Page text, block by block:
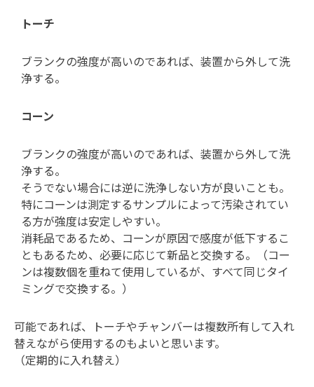
トーチ
ブランクの強度が高いのであれば、装置から外して洗
浄する。
コーン
ブランクの強度が高いのであれば、装置から外して洗
浄する。
そうでない場合には逆に洗浄しない方が良いことも。
特にコーンは測定するサンプルによって汚染されてい
る方が強度は安定しやすい。
消耗品であるため、コーンが原因で感度が低下するこ
ともあるため、必要に応じて新品と交換する。（コー
ンは複数個を重ねて使用しているが、すべて同じタイ
ミングで交換する。）
可能であれば、トーチやチャンバーは複数所有して入れ
替えながら使用するのもよいと思います。
（定期的に入れ替え）